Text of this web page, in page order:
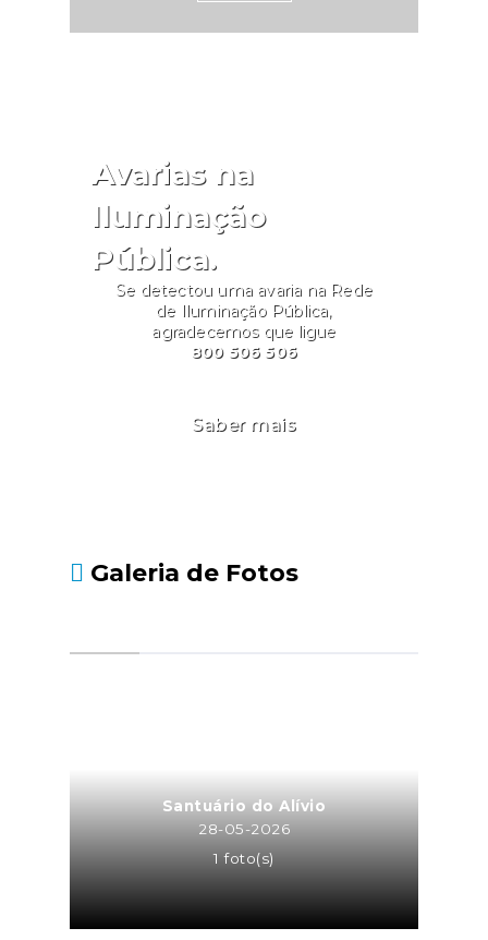
integração plena dos cidadãos
com deficiência. Para mais
pih.prr@inr.mtsss.pt.Fonte: INR
Avarias na
Iluminação
Pública.
Se detectou uma avaria na Rede
de Iluminação Pública,
agradecemos que ligue
800 506 506
Saber mais
Galeria de Fotos
Santuário do Alívio
28-05-2026
1 foto(s)